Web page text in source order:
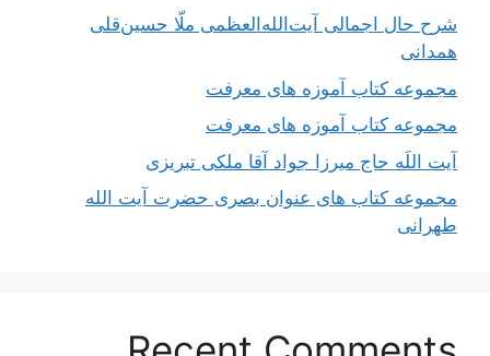
شرح حال اجمالی آیت‌الله‌العظمی ملّا حسین‌قلی
همدانی
مجموعه کتاب آموزه های معرفت
مجموعه کتاب آموزه های معرفت
آیت اللَه حاج میرزا جواد آقا ملکی تبریزی
مجموعه کتاب های عنوان بصری حضرت آیت الله
طهرانی